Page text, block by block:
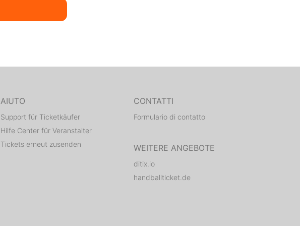
AIUTO
Support für Ticketkäufer
Hilfe Center für Veranstalter
Tickets erneut zusenden
CONTATTI
Formulario di contatto
WEITERE ANGEBOTE
ditix.io
handballticket.de